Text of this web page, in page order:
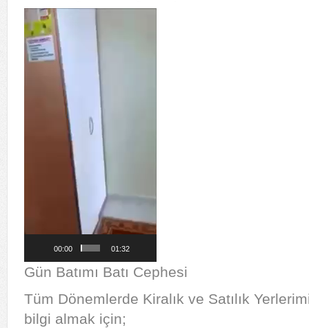
Video
oynatıcı
00:00 01:32
Gün Batımı Batı Cephesi
Tüm Dönemlerde Kiralık ve Satılık
bilgi almak için;